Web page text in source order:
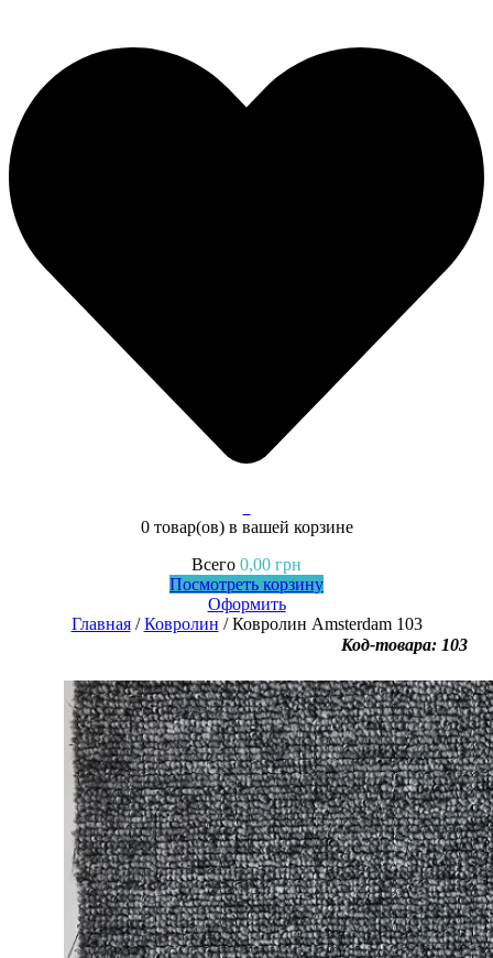
0 товар(ов)в вашей корзине
Всего 0,00 грн
Посмотреть корзину
Оформить
Главная/Ковролин / Ковролин Amsterdam 103
Код-товара: 103